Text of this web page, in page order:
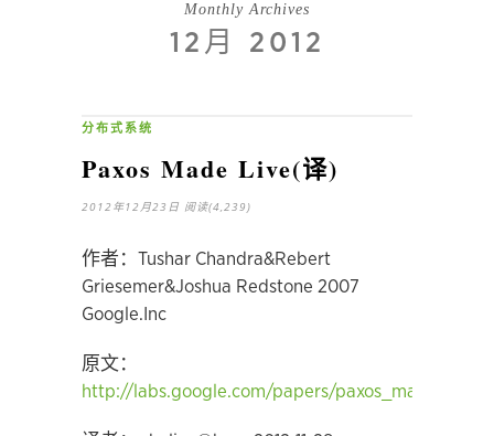
Monthly Archives
12月 2012
分布式系统
Paxos Made Live(译)
2012年12月23日 阅读(4,239)
作者：Tushar Chandra&Rebert
Griesemer&Joshua Redstone 2007
Google.Inc
原文：
http://labs.google.com/papers/